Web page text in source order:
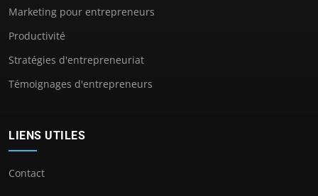
Marketing pour entrepreneurs
Productivité
Stratégies d'entrepreneuriat
Témoignages d'entrepreneurs
LIENS UTILES
Contact